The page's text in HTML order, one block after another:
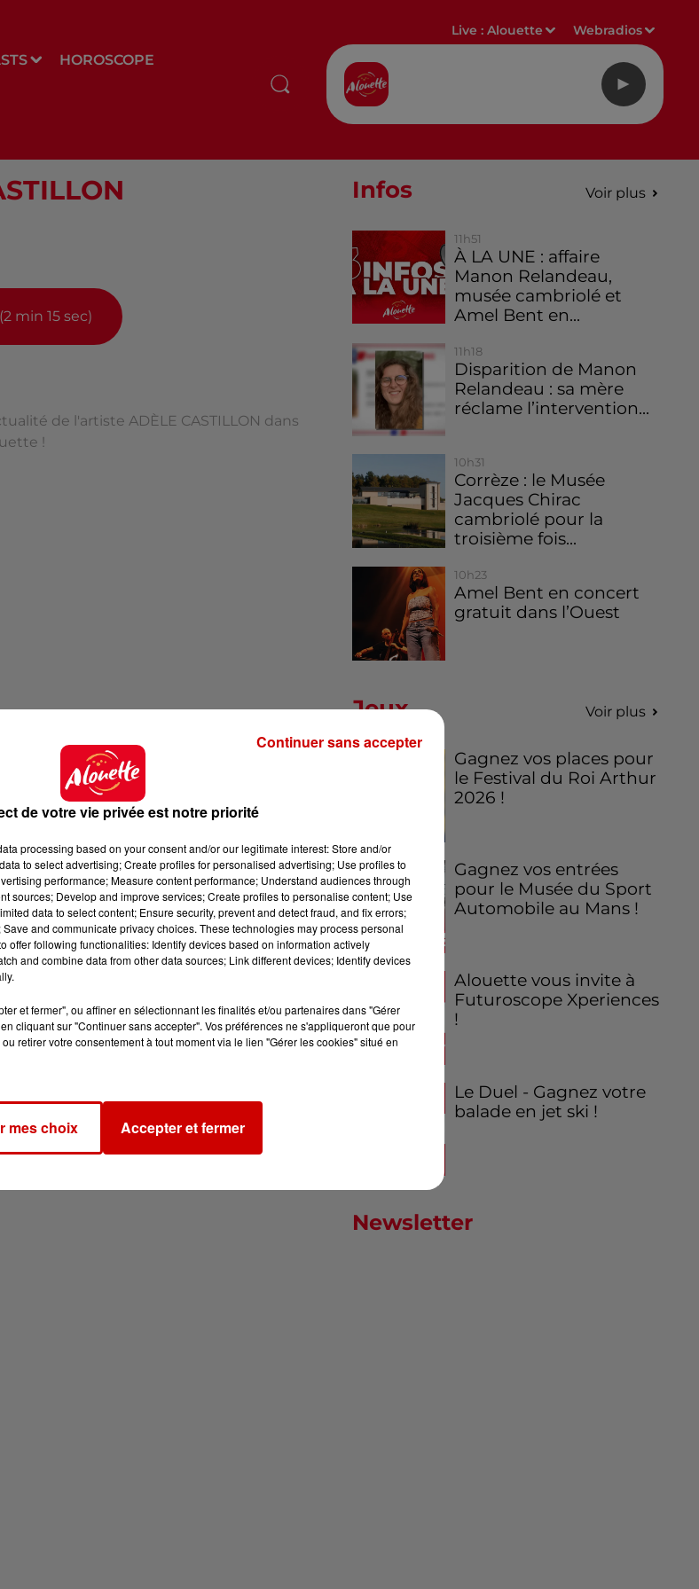
HOROSCOPE
Live :Alouette Webradios
min 15 sec)
de l'artiste ADÈLE CASTILLON dans
!
!
que vous avez exprimé. Si vous
cliquant sur le bouton ci-dessous.
Infos Voir plus
11h51
À LA UNE : affaire
Manon Relandeau,
musée cambriolé et
Amel Bent en...
11h18
Disparition de Manon
Relandeau : sa mère
réclame l’intervention...
10h31
Corrèze : le Musée
Jacques Chirac
cambriolé pour la
troisième fois...
10h23
Amel Bent en concert
gratuit dans l’Ouest
Jeux Voir plus
Gagnez vos places pour
le Festival du Roi Arthur
2026 !
Gagnez vos entrées
pour le Musée du Sport
Automobile au Mans !
Alouette vous invite à
Futuroscope Xperiences
!
Le Duel - Gagnez votre
balade en jet ski !
Newsletter
de votre vie privée est notre priorité
processing based on your consent and/or our legitimate interest: Store and/or
to select advertising; Create profiles for personalised advertising; Use profiles to
performance; Measure content performance; Understand audiences through
sources; Develop and improve services; Create profiles to personalise content; Use
data to select content; Ensure security, prevent and detect fraud, and fix errors;
and communicate privacy choices. These technologies may process personal
offer following functionalities: Identify devices based on information actively
and combine data from other data sources; Link different devices; Identify devices
et fermer", ou affiner en sélectionnant les finalités et/ou partenaires dans "Gérer
cliquant sur "Continuer sans accepter". Vos préférences ne s'appliqueront que pour
retirer votre consentement à tout moment via le lien "Gérer les cookies" situé en
mes choix Accepter et fermer
Continuer sans accepter